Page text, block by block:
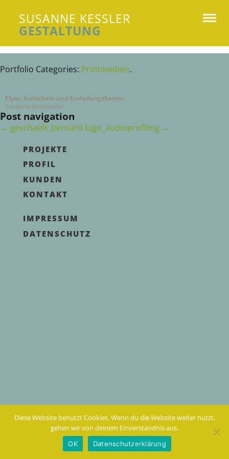
SUSANNE KESSLER
GESTALTUNG
Susanne Kessler Gestaltung
Portfolio Categories: Printmedien.
Flyer, Gutschein und Einladungskarten
Cookeria Kochstudio
Post navigation
← geschaeft_bernard logo_audioprofiling →
PROJEKTE
PROFIL
KUNDEN
KONTAKT
IMPRESSUM
DATENSCHUTZ
Diese Website benutzt Cookies. Wenn du die Website weiter nutzt,
gehen wir von deinem Einverständnis aus.
OK Datenschutzerklärung